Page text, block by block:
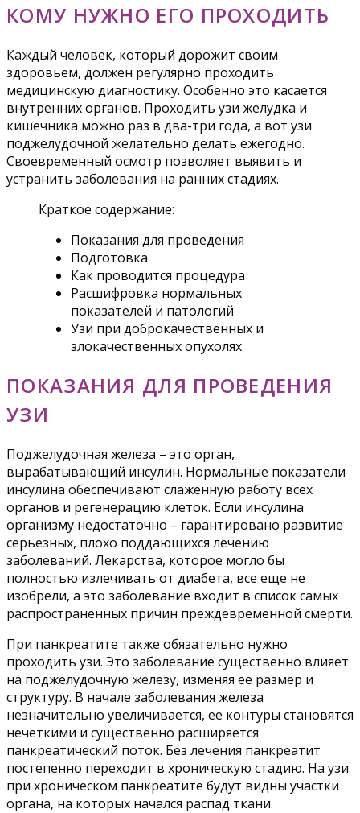
КОМУ НУЖНО ЕГО ПРОХОДИТЬ
Каждый человек, который дорожит своим
здоровьем, должен регулярно проходить
медицинскую диагностику. Особенно это касается
внутренних органов. Проходить узи желудка и
кишечника можно раз в два-три года, а вот узи
поджелудочной желательно делать ежегодно.
Своевременный осмотр позволяет выявить и
устранить заболевания на ранних стадиях.
Краткое содержание:
Показания для проведения
Подготовка
Как проводится процедура
Расшифровка нормальных
показателей и патологий
Узи при доброкачественных и
злокачественных опухолях
ПОКАЗАНИЯ ДЛЯ ПРОВЕДЕНИЯ
УЗИ
Поджелудочная железа – это орган,
вырабатывающий инсулин. Нормальные показатели
инсулина обеспечивают слаженную работу всех
органов и регенерацию клеток. Если инсулина
организму недостаточно – гарантировано развитие
серьезных, плохо поддающихся лечению
заболеваний. Лекарства, которое могло бы
полностью излечивать от диабета, все еще не
изобрели, а это заболевание входит в список самых
распространенных причин преждевременной смерти.
При панкреатите также обязательно нужно
проходить узи. Это заболевание существенно влияет
на поджелудочную железу, изменяя ее размер и
структуру. В начале заболевания железа
незначительно увеличивается, ее контуры становятся
нечеткими и существенно расширяется
панкреатический поток. Без лечения панкреатит
постепенно переходит в хроническую стадию. На узи
при хроническом панкреатите будут видны участки
органа, на которых начался распад ткани.